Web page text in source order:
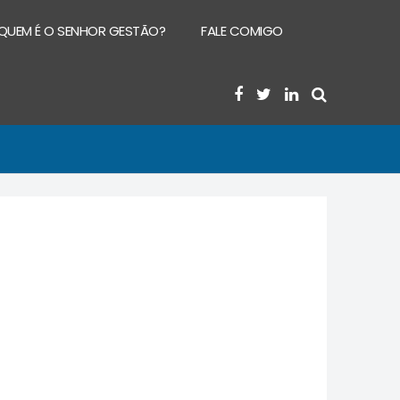
É O SENHOR GESTÃO? FALE COMIGO